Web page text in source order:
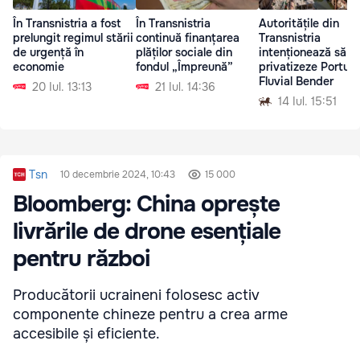
În Transnistria a fost
prelungit regimul stării
de urgență în
economie
20 Iul. 13:13
În Transnistria
continuă finanțarea
plăților sociale din
fondul „Împreună”
21 Iul. 14:36
Autoritățile din
Transnistria
intenționează să
privatizeze Portul
Fluvial Bender
14 Iul. 15:51
Tsn 10 decembrie 2024, 10:43 15 000
Bloomberg: China oprește
livrările de drone esențiale
pentru război
Producătorii ucraineni folosesc activ
componente chineze pentru a crea arme
accesibile și eficiente.